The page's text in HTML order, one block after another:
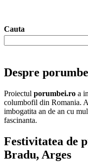
Cauta
Despre
Proiectul porumbei.ro a
columbofil din Romania.
imbogatita an de an cu
fascinanta.
Festivitatea de
Bradu, Arges